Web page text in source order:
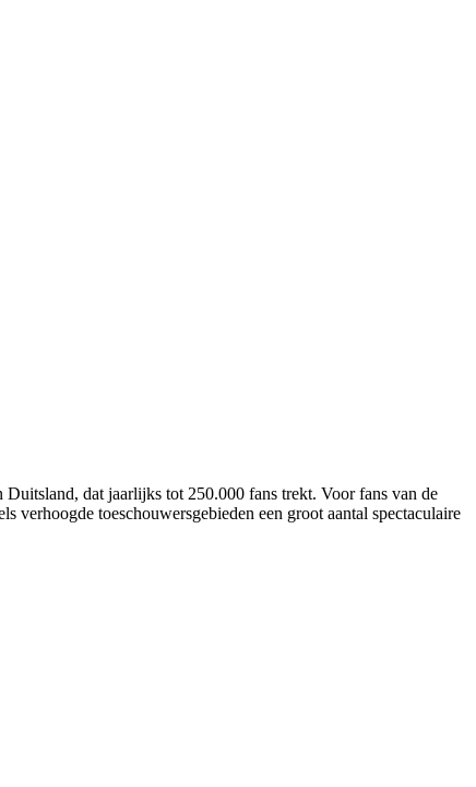
dat jaarlijks tot 250.000 fans trekt. Voor fans van de
toeschouwersgebieden een groot aantal spectaculaire